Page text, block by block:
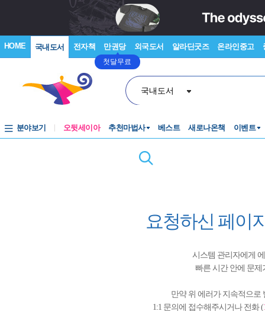
HOME 국내도서 전자책 만권당
첫달무료
외국도서 알라딘굿즈 온라인중고
국내도서
분야보기 오뒷세이아 추천마법사 베스트 새로나온책 이벤트
요청하신 페이
시스템 관리자에게
빠른 시간 안에 문
만약 위 에러가 지속적으로
1:1 문의에 접수해주시거나 전화 (